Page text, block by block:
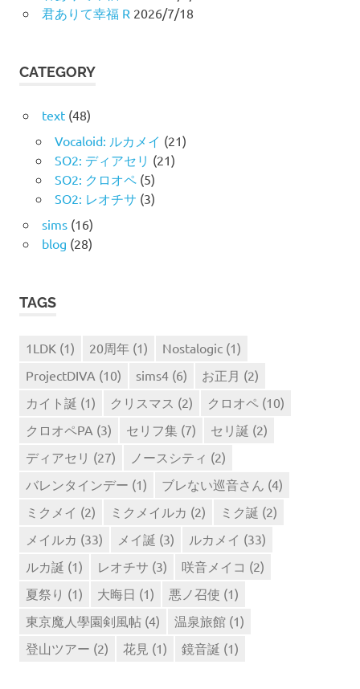
ー
ョ
ン
君ありて幸福 R 2026/7/18
CATEGORY
text(48)
Vocaloid: ルカメイ (21)
SO2: ディアセリ (21)
SO2: クロオペ(5)
SO2: レオチサ (3)
sims(16)
blog (28)
TAGS
1LDK (1) 20周年 (1) Nostalogic (1)
ProjectDIVA (10) sims4 (6) お正月 (2)
カイト誕 (1) クリスマス (2) クロオペ (10)
クロオペPA (3) セリフ集 (7) セリ誕 (2)
ディアセリ (27) ノースシティ (2)
バレンタインデー (1) ブレない巡音さん (4)
ミクメイ (2) ミクメイルカ (2) ミク誕 (2)
メイルカ (33) メイ誕 (3) ルカメイ (33)
ルカ誕 (1) レオチサ (3) 咲音メイコ (2)
夏祭り (1) 大晦日 (1) 悪ノ召使 (1)
東京魔人學園剣風帖 (4) 温泉旅館 (1)
登山ツアー (2) 花見 (1) 鏡音誕 (1)